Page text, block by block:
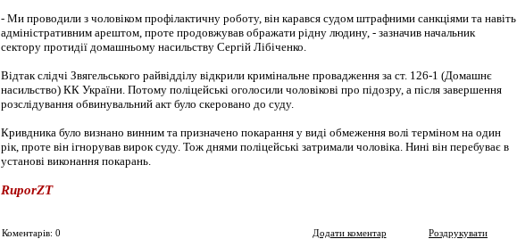
- Ми проводили з чоловіком профілактичну роботу, він карався судом штрафними санкціями та навіть
адміністративним арештом, проте продовжував ображати рідну людину, - зазначив начальник
сектору протидії домашньому насильству Сергій Лібіченко.
Відтак слідчі Звягельського райвідділу відкрили кримінальне провадження за ст. 126-1 (Домашнє
насильство) КК України. Потому поліцейські оголосили чоловікові про підозру, а після завершення
розслідування обвинувальний акт було скеровано до суду.
Кривдника було визнано винним та призначено покарання у виді обмеження волі терміном на один
рік, проте він ігнорував вирок суду. Тож днями поліцейські затримали чоловіка. Нині він перебуває в
установі виконання покарань.
RuporZT
Коментарів: 0 Додати коментар Роздрукувати